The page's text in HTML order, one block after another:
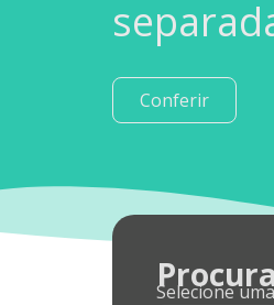
Conferir
Selecione